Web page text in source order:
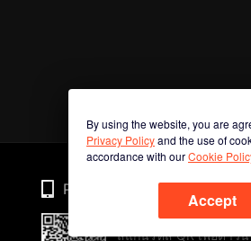
By using the website, you are
Privacy Policyand the use of
accordance with ourCookie
Accept
Phone
สแกนรหัส QR เพื่อดาว